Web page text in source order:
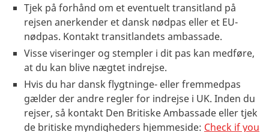
Tjek på forhånd om et eventuelt transitland på
rejsen anerkender et dansk nødpas eller et EU-
nødpas. Kontakt transitlandets ambassade.
Visse viseringer og stempler i dit pas kan medføre,
at du kan blive nægtet indrejse.
Hvis du har dansk flygtninge- eller fremmedpas
gælder der andre regler for indrejse i UK. Inden du
rejser, så kontakt Den Britiske Ambassade eller tjek
de britiske myndigheders hjemmeside: Check if you